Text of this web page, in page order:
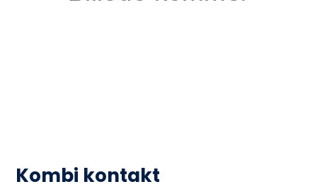
Kombi kontakt